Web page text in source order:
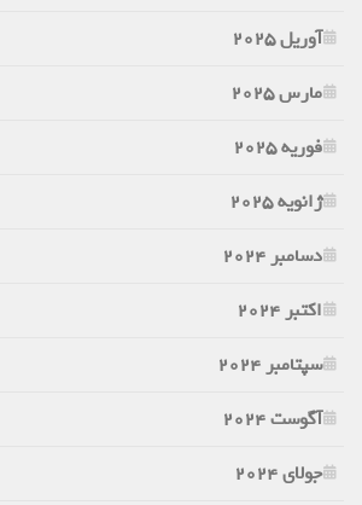
آوریل 2025
مارس 2025
فوریه 2025
ژانویه 2025
دسامبر 2024
اکتبر 2024
سپتامبر 2024
آگوست 2024
جولای 2024